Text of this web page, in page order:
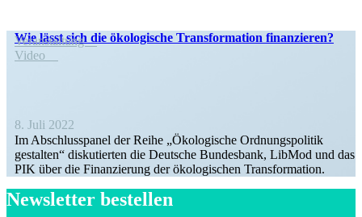
Wie lässt sich die ökolo­gische Trans­for­mation finanzieren?
Veran­staltung
Video
8. Juli 2022
Im Abschluss­panel der Reihe „Ökolo­gische Ordnungs­po­litik
gestalten“ disku­tierten die Deutsche Bundesbank, LibMod und das
PIK über die Finan­zierung der ökolo­gi­schen Transformation.
Newsletter bestellen